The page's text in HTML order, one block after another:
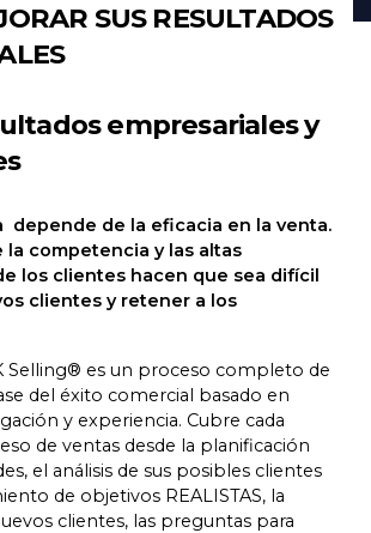
SUS RESULTADOS
empresariales y
depende de la eficacia en la venta.
la competencia y las altas
los clientes hacen que sea difícil
clientes y retener a los
Selling® es un proceso completo de
del éxito comercial basado en
y experiencia. Cubre cada
de ventas desde la planificación
el análisis de sus posibles clientes
de objetivos REALISTAS, la
clientes, las preguntas para